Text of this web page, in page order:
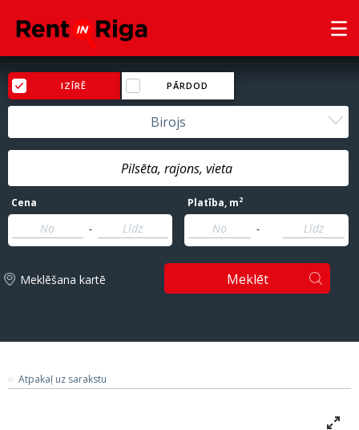
IZĪRĒ PĀRDOD
Birojs
Cena
-
Platība, m2
-
Meklēšana kartē Meklēt
Atpakaļ uz sarakstu